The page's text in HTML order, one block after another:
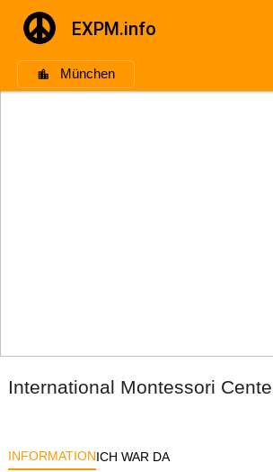
EXPM.info
München
International Montessori
INFORMATIONICH WAR DA